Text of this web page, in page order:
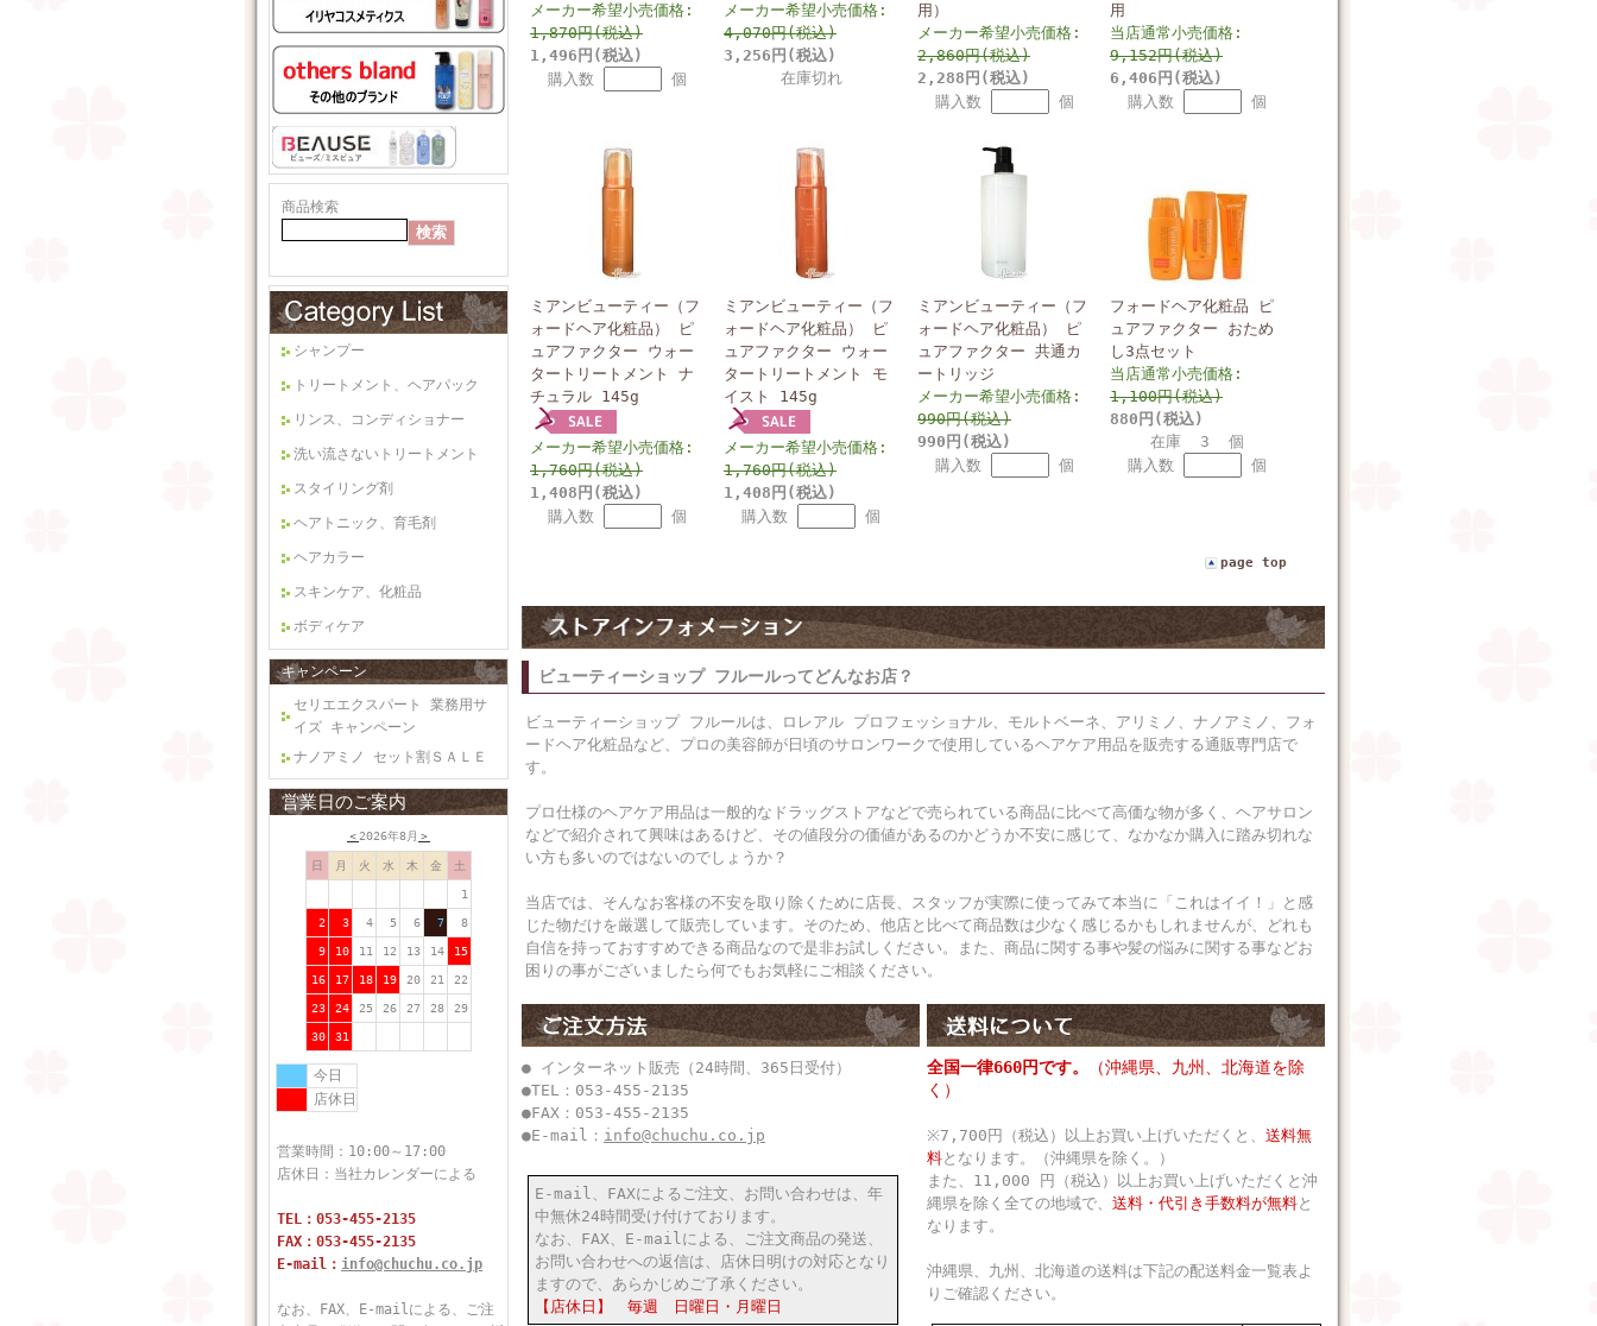
商品検索
シャンプー
トリートメント、ヘアパック
リンス、コンディショナー
洗い流さないトリートメント
スタイリング剤
ヘアトニック、育毛剤
ヘアカラー
スキンケア、化粧品
ボディケア
キャンペーン
セリエエクスパート 業務用サ
イズ キャンペーン
ナノアミノ セット割ＳＡＬＥ
営業日のご案内
＜ 2026年8月 ＞
日 月 火 水 木 金 土
1
2 3 4 5 6 7 8
9 10 11 12 13 14 15
16 17 18 19 20 21 22
23 24 25 26 27 28 29
30 31
今日
店休日
営業時間：10:00～17:00
店休日：当社カレンダーによる
TEL：053-455-2135
FAX：053-455-2135
E-mail： info@chuchu.co.jp
なお、FAX、E-mailによる、ご注
メーカー希望小売価格:
1,870円(税込)
1,496円(税込)
購入数
個
メーカー希望小売価格:
4,070円(税込)
3,256円(税込)
在庫切れ
用）
メーカー希望小売価格:
2,860円(税込)
2,288円(税込)
購入数
個
用
当店通常小売価格:
9,152円(税込)
6,406円(税込)
購入数
個
ミアンビューティー（フ
ォードヘア化粧品） ピ
ュアファクター ウォー
タートリートメント ナ
チュラル 145g
メーカー希望小売価格:
1,760円(税込)
1,408円(税込)
購入数
個
ミアンビューティー（フ
ォードヘア化粧品） ピ
ュアファクター ウォー
タートリートメント モ
イスト 145g
メーカー希望小売価格:
1,760円(税込)
1,408円(税込)
購入数
個
ミアンビューティー（フ
ォードヘア化粧品） ピ
ュアファクター 共通カ
ートリッジ
メーカー希望小売価格:
990円(税込)
990円(税込)
購入数
個
フォードヘア化粧品 ピ
ュアファクター おため
し3点セット
当店通常小売価格:
1,100円(税込)
880円(税込)
在庫 3 個
購入数
個
page top
ビューティーショップ フルールってどんなお店？
ビューティーショップ フルールは、ロレアル プロフェッショナル、モルトベーネ、アリミノ、ナノアミノ、フォ
ードヘア化粧品など、プロの美容師が日頃のサロンワークで使用しているヘアケア用品を販売する通販専門店で
す。
プロ仕様のヘアケア用品は一般的なドラッグストアなどで売られている商品に比べて高価な物が多く、ヘアサロン
などで紹介されて興味はあるけど、その値段分の価値があるのかどうか不安に感じて、なかなか購入に踏み切れな
い方も多いのではないのでしょうか？
当店では、そんなお客様の不安を取り除くために店長、スタッフが実際に使ってみて本当に「これはイイ！」と感
じた物だけを厳選して販売しています。そのため、他店と比べて商品数は少なく感じるかもしれませんが、どれも
自信を持っておすすめできる商品なので是非お試しください。また、商品に関する事や髪の悩みに関する事などお
困りの事がございましたら何でもお気軽にご相談ください。
● インターネット販売（24時間、365日受付）
●TEL：053-455-2135
●FAX：053-455-2135
●E-mail： info@chuchu.co.jp
E-mail、FAXによるご注文、お問い合わせは、年
中無休24時間受け付けております。
なお、FAX、E-mailによる、ご注文商品の発送、
お問い合わせへの返信は、店休日明けの対応となり
ますので、あらかじめご了承ください。
【店休日】 毎週 日曜日・月曜日
全国一律660円です。
（沖縄県、九州、北海道を除
く）
※7,700円（税込）以上お買い上げいただくと、 送料無
料となります。（沖縄県を除く。）
また、11,000 円（税込）以上お買い上げいただくと沖
縄県を除く全ての地域で、 送料・代引き手数料が無料と
なります。
沖縄県、九州、北海道の送料は下記の配送料金一覧表よ
りご確認ください。